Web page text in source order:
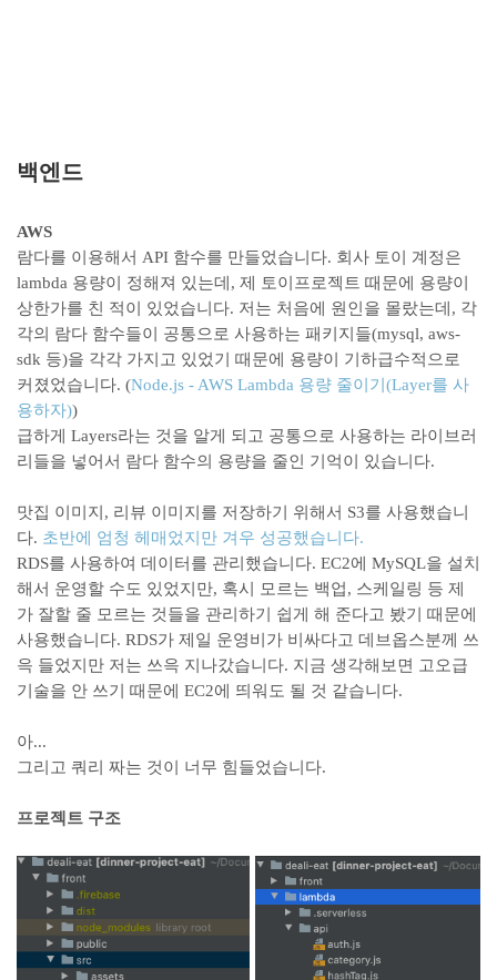
백엔드
AWS
람다를 이용해서 API 함수를 만들었습니다. 회사 토이 계정은
lambda 용량이 정해져 있는데, 제 토이프로젝트 때문에 용량이
상한가를 친 적이 있었습니다. 저는 처음에 원인을 몰랐는데, 각
각의 람다 함수들이 공통으로 사용하는 패키지들(mysql, aws-
sdk 등)을 각각 가지고 있었기 때문에 용량이 기하급수적으로
커졌었습니다. (Node.js - AWS Lambda 용량 줄이기 (Layer를 사
용하자))
급하게 Layers라는 것을 알게 되고 공통으로 사용하는 라이브러
리들을 넣어서 람다 함수의 용량을 줄인 기억이 있습니다.
맛집 이미지, 리뷰 이미지를 저장하기 위해서 S3를 사용했습니
다. 초반에 엄청 헤매었지만 겨우 성공했습니다.
RDS를 사용하여 데이터를 관리했습니다. EC2에 MySQL을 설치
해서 운영할 수도 있었지만, 혹시 모르는 백업, 스케일링 등 제
가 잘할 줄 모르는 것들을 관리하기 쉽게 해 준다고 봤기 때문에
사용했습니다. RDS가 제일 운영비가 비싸다고 데브옵스분께 쓰
윽 들었지만 저는 쓰윽 지나갔습니다. 지금 생각해보면 고오급
기술을 안 쓰기 때문에 EC2에 띄워도 될 것 같습니다.
아...
그리고 쿼리 짜는 것이 너무 힘들었습니다.
프로젝트 구조